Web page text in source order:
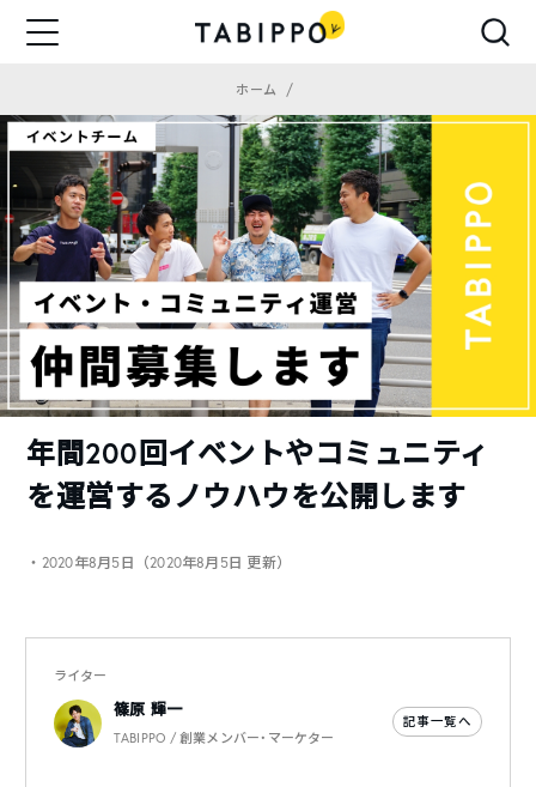
ホーム
年間200回イベントやコミュニティ
を運営するノウハウを公開します
・2020年8月5日（2020年8月5日 更新）
ライター
篠原 輝一
TABIPPO / 創業メンバー・マーケター
記事一覧へ